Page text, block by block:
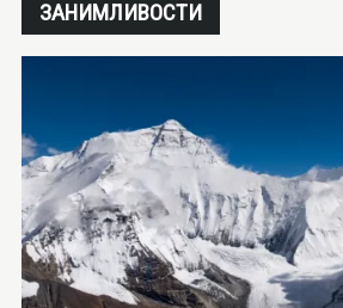
ЗАНИМЛИВОСТИ